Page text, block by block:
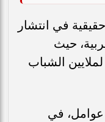
في انتشار
حيث
الشباب
عوامل، في